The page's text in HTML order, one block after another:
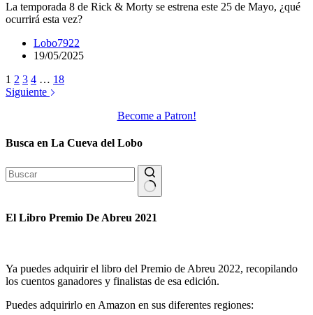
La temporada 8 de Rick & Morty se estrena este 25 de Mayo, ¿qué
ocurrirá esta vez?
Lobo7922
19/05/2025
1 2 3 4 … 18
Siguiente
Become a Patron!
Busca en La Cueva del Lobo
resultados
El Libro Premio De Abreu 2021
Ya puedes adquirir el libro del Premio de Abreu 2022, recopilando
los cuentos ganadores y finalistas de esa edición.
Puedes adquirirlo en Amazon en sus diferentes regiones: